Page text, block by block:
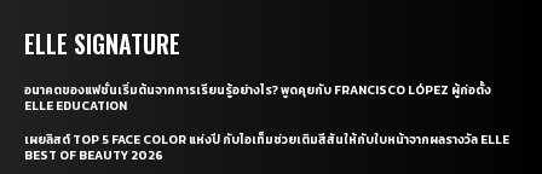
ELLE SIGNATURE
อนาคตของแฟชั่นเริ่มต้นจากการเรียนรู้อย่างไร? พูดคุยกับ FRANCISCO LÓPEZ ผู้ก่อตั้ง
ELLE EDUCATION
เผยลิสต์ TOP 5 FACE COLOR แห่งปี กับไอเท็มช่วยเติมสีสันให้กับใบหน้าจากผลรางวัล ELLE
BEST OF BEAUTY 2026